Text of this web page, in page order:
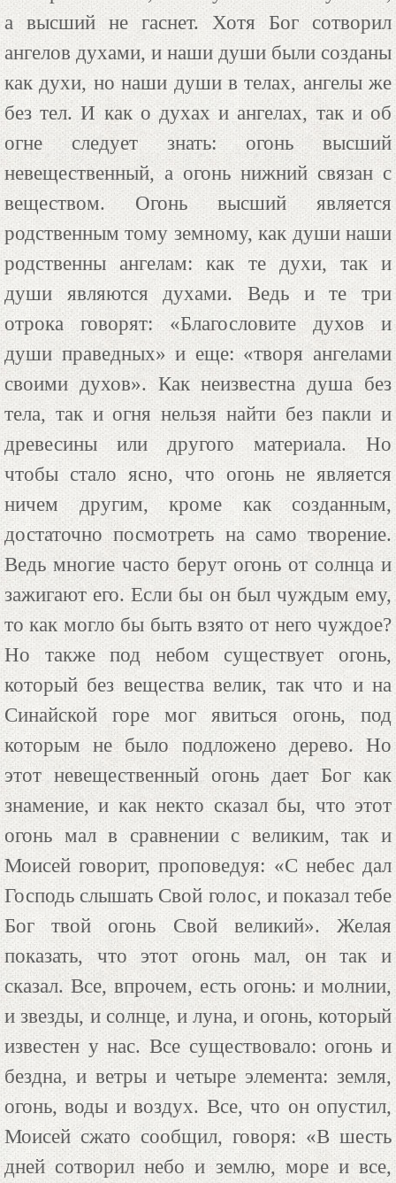
а высший не гаснет. Хотя Бог сотворил
ангелов духами, и наши души были созданы
как духи, но наши души в телах, ангелы же
без тел. И как о духах и ангелах, так и об
огне следует знать: огонь высший
невещественный, а огонь нижний связан с
веществом. Огонь высший является
родственным тому земному, как души наши
родственны ангелам: как те духи, так и
души являются духами. Ведь и те три
отрока говорят: «Благословите духов и
души праведных» и еще: «творя ангелами
своими духов». Как неизвестна душа без
тела, так и огня нельзя найти без пакли и
древесины или другого материала. Но
чтобы стало ясно, что огонь не является
ничем другим, кроме как созданным,
достаточно посмотреть на само творение.
Ведь многие часто берут огонь от солнца и
зажигают его. Если бы он был чуждым ему,
то как могло бы быть взято от него чуждое?
Но также под небом существует огонь,
который без вещества велик, так что и на
Синайской горе мог явиться огонь, под
которым не было подложено дерево. Но
этот невещественный огонь дает Бог как
знамение, и как некто сказал бы, что этот
огонь мал в сравнении с великим, так и
Моисей говорит, проповедуя: «С небес дал
Господь слышать Свой голос, и показал тебе
Бог твой огонь Свой великий». Желая
показать, что этот огонь мал, он так и
сказал. Все, впрочем, есть огонь: и молнии,
и звезды, и солнце, и луна, и огонь, который
известен у нас. Все существовало: огонь и
бездна, и ветры и четыре элемента: земля,
огонь, воды и воздух. Все, что он опустил,
Моисей сжато сообщил, говоря: «В шесть
дней сотворил небо и землю, море и все,